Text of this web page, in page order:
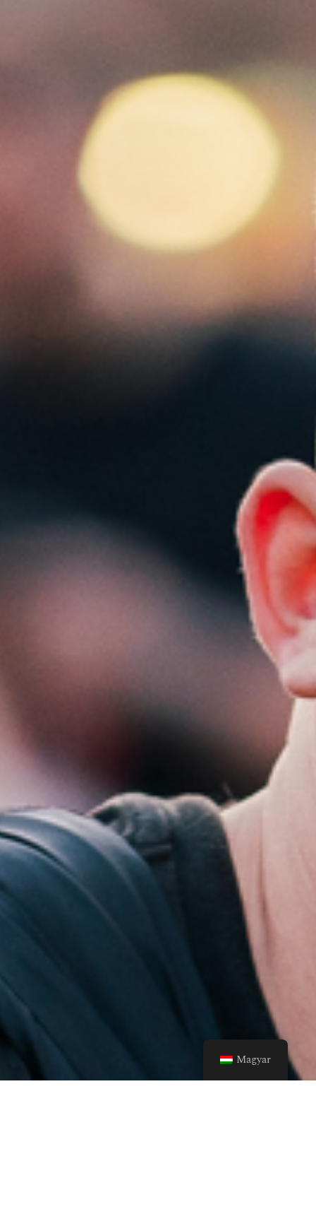
Magyar